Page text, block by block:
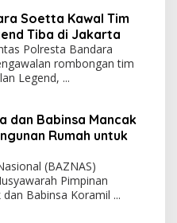
Soetta Kawal Tim
Tiba di Jakarta
Polresta Bandara
rombongan tim
Legend, ...
dan Babinsa Mancak
Rumah untuk
(BAZNAS)
Pimpinan
Babinsa Koramil ...